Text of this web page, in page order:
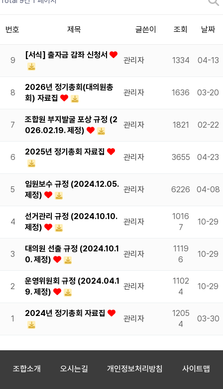
번호 제목 글쓴이 조회 날짜
9
[서식] 출자금 감좌 신청서
관리자 1334 04-13
8
2026년 정기총회(대의원총
회) 자료집
관리자 1636 03-20
7
조합원 부지발굴 포상 규정 (2
026.02.19. 제정)
관리자 1821 02-22
6
2025년 정기총회 자료집
관리자 3655 04-23
5
임원보수 규정 (2024.12.05.
제정)
관리자 6226 04-08
4
선거관리 규정 (2024.10.10.
제정)
관리자
1016
7
10-29
3
대의원 선출 규정 (2024.10.1
0. 제정)
관리자
1119
6
10-29
2
운영위원회 규정 (2024.04.1
9. 제정)
관리자
1102
4
10-29
1
2024년 정기총회 자료집
관리자
1205
4
03-30
조합소개 오시는길 개인정보처리방침 사이트맵